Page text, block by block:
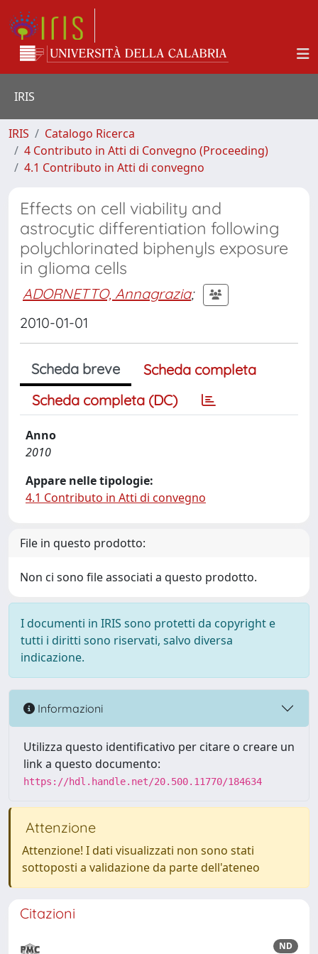
IRIS
IRIS
Catalogo Ricerca
4 Contributo in Atti di Convegno (Proceeding)
4.1 Contributo in Atti di convegno
Effects on cell viability and
astrocytic differentiation following
polychlorinated biphenyls exposure
in glioma cells
ADORNETTO, Annagrazia;
2010-01-01
Scheda breve
Scheda completa
Scheda completa (DC)
Anno
2010
Appare nelle tipologie:
4.1 Contributo in Atti di convegno
File in questo prodotto:
Non ci sono file associati a questo prodotto.
I documenti in IRIS sono protetti da copyright e
tutti i diritti sono riservati, salvo diversa
indicazione.
Informazioni
Utilizza questo identificativo per citare o creare un
link a questo documento:
https://hdl.handle.net/20.500.11770/184634
Attenzione
Attenzione! I dati visualizzati non sono stati
sottoposti a validazione da parte dell'ateneo
Citazioni
ND